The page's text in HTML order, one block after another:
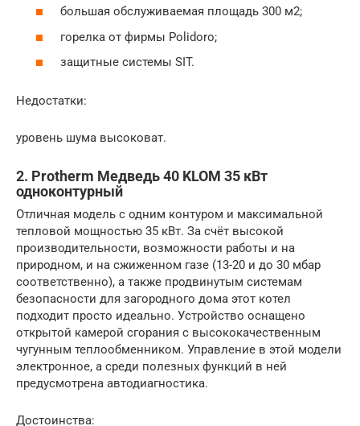
большая обслуживаемая площадь 300 м2;
горелка от фирмы Polidoro;
защитные системы SIT.
Недостатки:
уровень шума высоковат.
2. Protherm Медведь 40 KLOM 35 кВт
одноконтурный
Отличная модель с одним контуром и максимальной
тепловой мощностью 35 кВт. За счёт высокой
производительности, возможности работы и на
природном, и на сжиженном газе (13-20 и до 30 мбар
соответственно), а также продвинутым системам
безопасности для загородного дома этот котел
подходит просто идеально. Устройство оснащено
открытой камерой сгорания с высококачественным
чугунным теплообменником. Управление в этой модели
электронное, а среди полезных функций в ней
предусмотрена автодиагностика.
Достоинства: